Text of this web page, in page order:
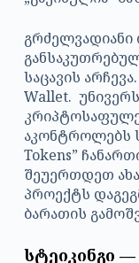
გრძელვადიანი
საცავის
Wallet.
აკონტროლებს
Tokens”
შეუერთდეთ
პროექტს
ბარათის
სტეიკინგი